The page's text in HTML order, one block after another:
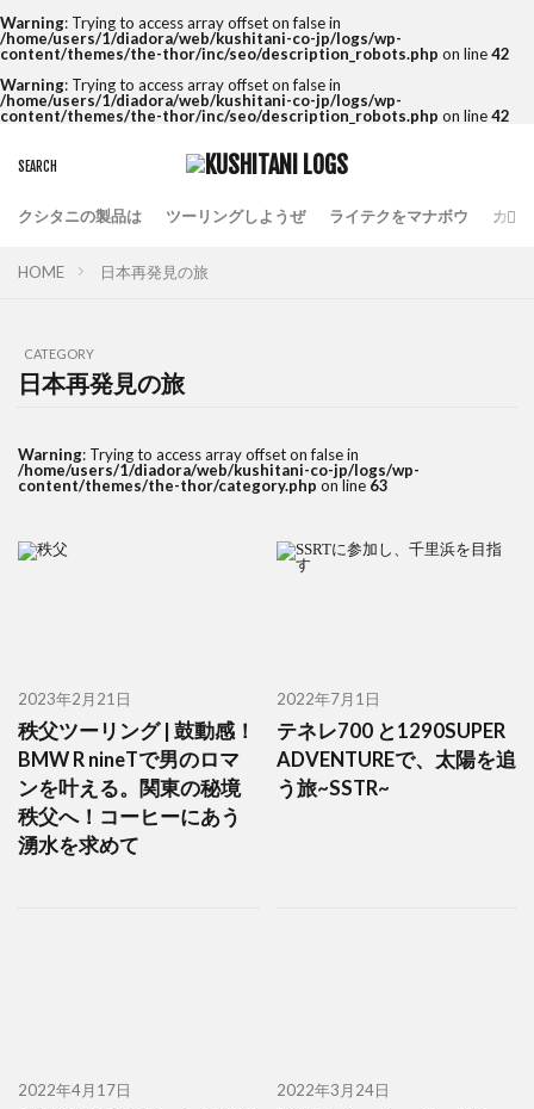
Warning: Trying to access array offset on false in
/home/users/1/diadora/web/kushitani-co-jp/logs/wp-
content/themes/the-thor/inc/seo/description_robots.php on line42
Warning: Trying to access array offset on false in
/home/users/1/diadora/web/kushitani-co-jp/logs/wp-
content/themes/the-thor/inc/seo/description_robots.php on line42
クシタニの製品は ツーリングしようぜ ライテクをマナボウ カフ
HOME 日本再発見の旅
CATEGORY
日本再発見の旅
Warning: Trying to access array offset on false in
/home/users/1/diadora/web/kushitani-co-jp/logs/wp-
content/themes/the-thor/category.php on line63
2023年2月21日
秩父ツーリング | 鼓動感！
BMW R nineTで男のロマ
ンを叶える。関東の秘境
秩父へ！コーヒーにあう
湧水を求めて
2022年7月1日
テネレ700 と1290SUPER
ADVENTUREで、太陽を追
う旅~SSTR~
2022年4月17日 2022年3月24日